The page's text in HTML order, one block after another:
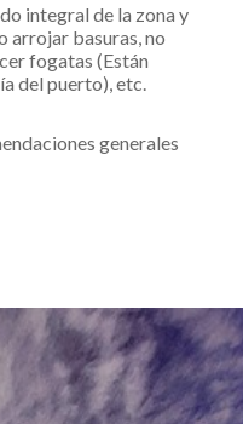
integral de la zona y
arrojar basuras, no
fogatas (Están
del puerto), etc.
generales